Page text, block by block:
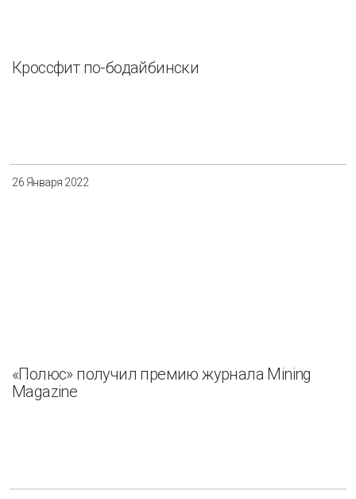
Кроссфит по-бодайбински
26 Января 2022
«Полюс» получил премию журнала Mining
Magazine